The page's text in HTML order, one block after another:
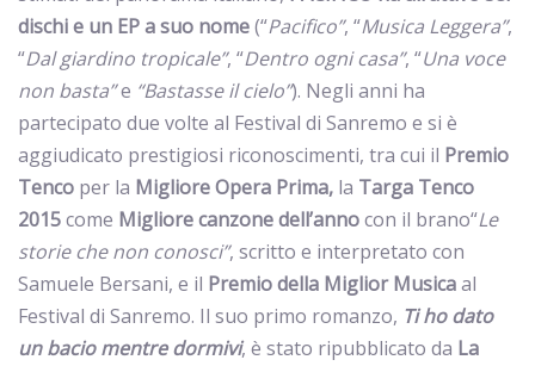
dischi e un EP a suo nome(“Pacifico”, “Musica Leggera”,
“Dal giardino tropicale”, “Dentro ogni casa”, “Una voce
non basta”e “Bastasse il cielo”). Negli anni ha
partecipato due volte al Festival di Sanremo e si è
aggiudicato prestigiosi riconoscimenti, tra cui il Premio
Tenco per la Migliore Opera Prima, la Targa Tenco
2015come Migliore canzone dell’annocon il brano“Le
storie che non conosci”, scritto e interpretato con
Samuele Bersani, e il Premio della Miglior Musicaal
Festival di Sanremo. Il suo primo romanzo, Ti ho dato
un bacio mentre dormivi, è stato ripubblicato da La